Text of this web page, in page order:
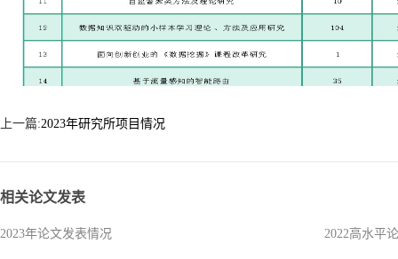
上一篇:2023年研究所项目情况
相关论文发表
2023年论文发表情况 2022高水平